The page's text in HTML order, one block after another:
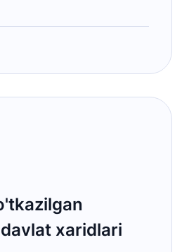
xaridlari